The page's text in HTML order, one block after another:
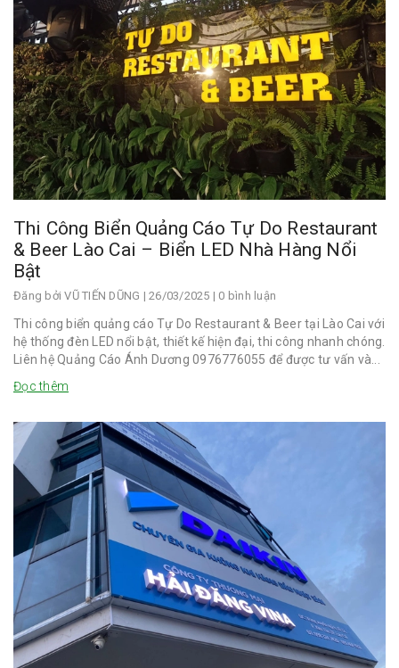
Thi Công Biển Quảng Cáo Tự Do Restaurant
& Beer Lào Cai – Biển LED Nhà Hàng Nổi
Bật
Đăng bởiVŨ TIẾN DŨNG | 26/03/2025 | 0 bình luận
Thi công biển quảng cáo Tự Do Restaurant & Beer tại Lào Cai với
hệ thống đèn LED nổi bật, thiết kế hiện đại, thi công nhanh chóng.
Liên hệ Quảng Cáo Ánh Dương 0976776055 để được tư vấn và...
Đọc thêm